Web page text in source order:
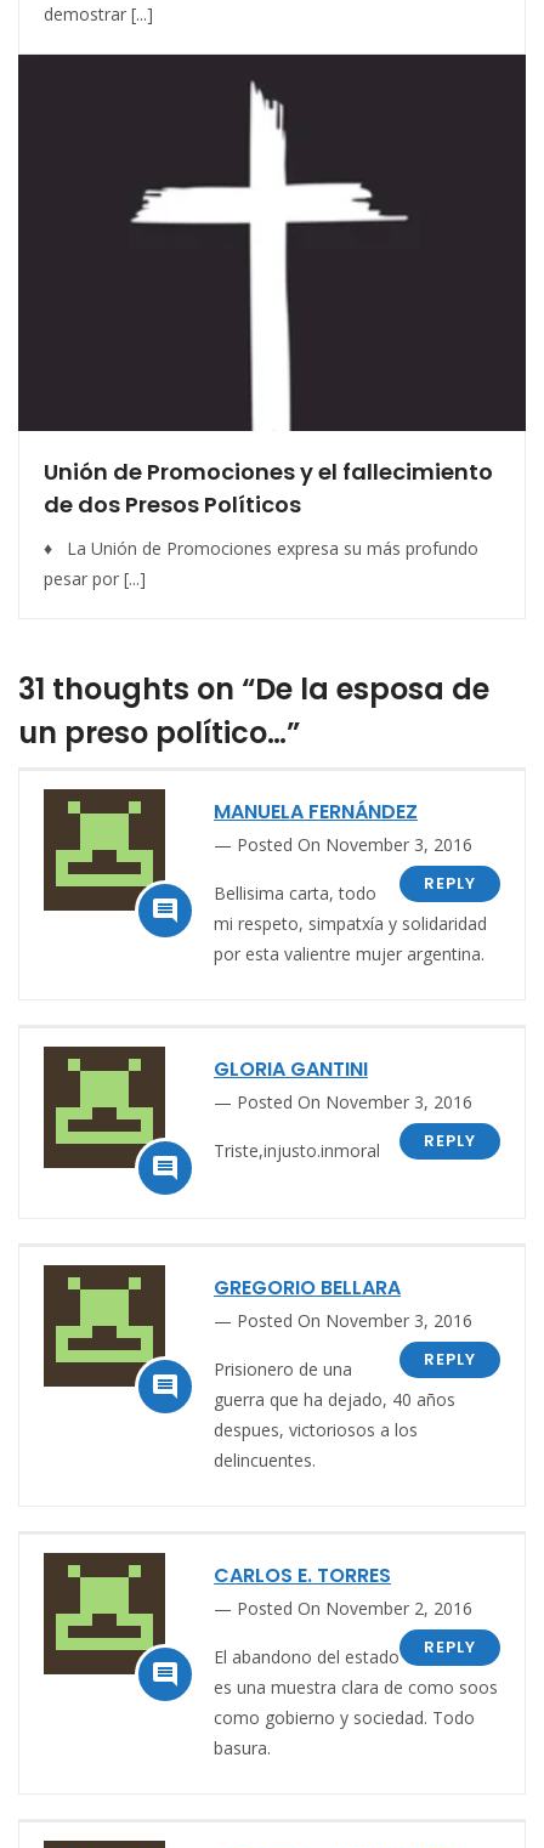
demostrar [...]
Unión de Promociones y el fallecimiento
de dos Presos Políticos
♦ La Unión de Promociones expresa su más profundo
pesar por [...]
31 thoughts on “De la esposa de
un preso político…”

MANUELA FERNÁNDEZ
Posted On November 3, 2016
REPLY
Bellisima carta, todo
mi respeto, simpatxía y solidaridad
por esta valientre mujer argentina.

GLORIA GANTINI
Posted On November 3, 2016
REPLY
Triste,injusto.inmoral

GREGORIO BELLARA
Posted On November 3, 2016
REPLY
Prisionero de una
guerra que ha dejado, 40 años
despues, victoriosos a los
delincuentes.

CARLOS E. TORRES
Posted On November 2, 2016
REPLY
El abandono del estado
es una muestra clara de como soos
como gobierno y sociedad. Todo
basura.